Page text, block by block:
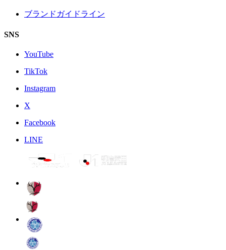
ブランドガイドライン
SNS
YouTube
TikTok
Instagram
X
Facebook
LINE